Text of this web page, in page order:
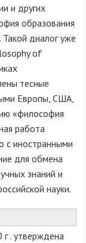
и других
образования
диалог уже
of
тесные
Европы, США,
«философия
работа
с иностранными
для обмена
знаний и
науки.
г. утверждена